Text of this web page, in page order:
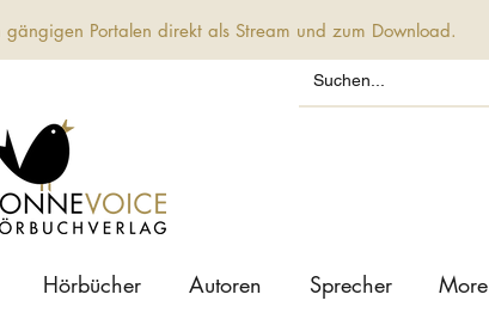
Portalen direkt als Stream und zum Download.
Hörbücher Autoren Sprecher More